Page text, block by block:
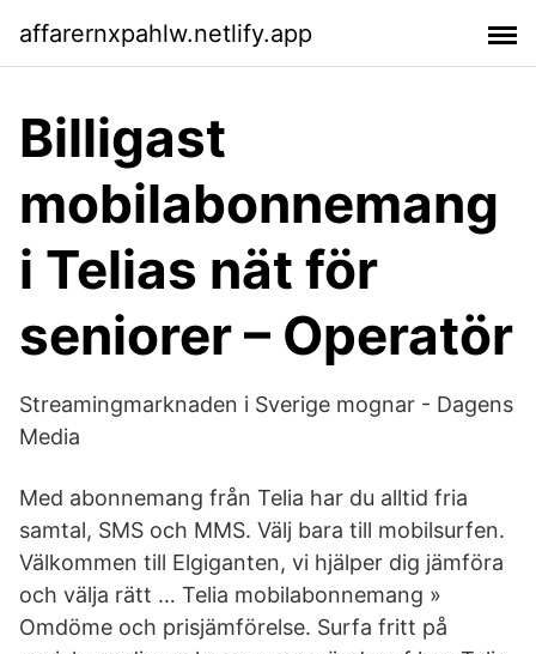
affarernxpahlw.netlify.app
Billigast
mobilabonnemang
i Telias nät för
seniorer – Operatör
Streamingmarknaden i Sverige mognar - Dagens
Media
Med abonnemang från Telia har du alltid fria
samtal, SMS och MMS. Välj bara till mobilsurfen.
Välkommen till Elgiganten, vi hjälper dig jämföra
och välja rätt … Telia mobilabonnemang »
Omdöme och prisjämförelse. Surfa fritt på